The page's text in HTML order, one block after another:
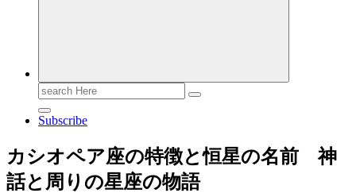
Search
for:
Subscribe
カシオペア座の特徴と恒星の名前 神
話と周りの星座の物語